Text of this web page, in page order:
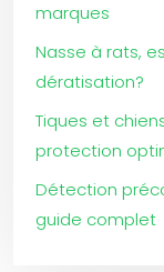
marques
Nasse à rats,
dératisation?
Tiques et
protection
Détection
guide complet